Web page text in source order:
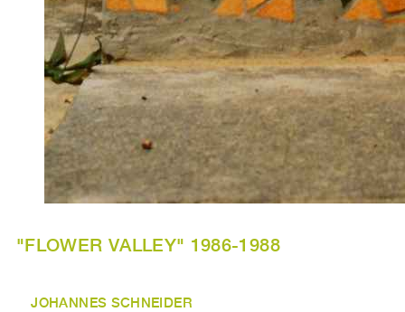
"FLOWER VALLEY" 1986-1988
JOHANNES SCHNEIDER